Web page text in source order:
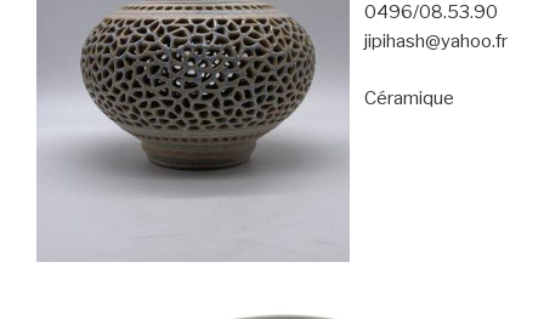
0496/08.53.90
jipihash@yahoo.fr
Céramique